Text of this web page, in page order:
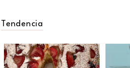
Tendencia